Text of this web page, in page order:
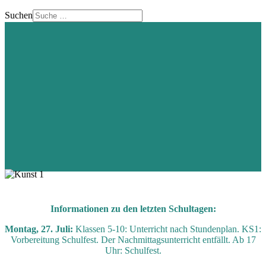
Suchen
Informationen zu den letzten Schultagen:
Montag, 27. Juli: Klassen 5-10: Unterricht nach Stundenplan. KS1:
Vorbereitung Schulfest. Der Nachmittagsunterricht entfällt. Ab 17
Uhr: Schulfest.